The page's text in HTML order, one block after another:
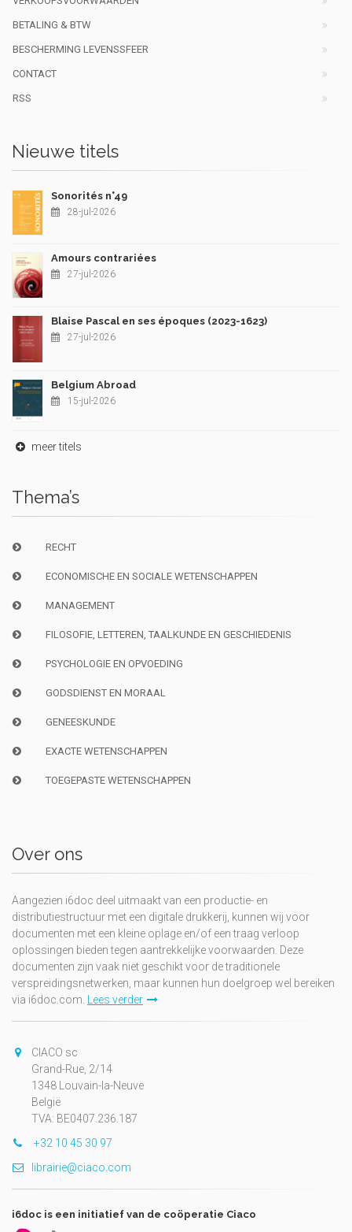
BETALING & BTW
BESCHERMING LEVENSSFEER
CONTACT
RSS
Nieuwe titels
Sonorités n°49
28-jul-2026
Amours contrariées
27-jul-2026
Blaise Pascal en ses époques (2023-1623)
27-jul-2026
Belgium Abroad
15-jul-2026
meer titels
Thema’s
RECHT
ECONOMISCHE EN SOCIALE WETENSCHAPPEN
MANAGEMENT
FILOSOFIE, LETTEREN, TAALKUNDE EN GESCHIEDENIS
PSYCHOLOGIE EN OPVOEDING
GODSDIENST EN MORAAL
GENEESKUNDE
EXACTE WETENSCHAPPEN
TOEGEPASTE WETENSCHAPPEN
Over ons
Aangezien i6doc deel uitmaakt van een productie- en
distributiestructuur met een digitale drukkerij, kunnen wij voor
documenten met een kleine oplage en/of een traag verloop
oplossingen bieden tegen aantrekkelijke voorwaarden. Deze
documenten zijn vaak niet geschikt voor de traditionele
verspreidingsnetwerken, maar kunnen hun doelgroep wel bereiken
via i6doc.com. Lees verder
CIACO sc
Grand-Rue, 2/14
1348 Louvain-la-Neuve
België
TVA: BE0407.236.187
+32 10 45 30 97
librairie@ciaco.com
i6doc is een initiatief van de coöperatie Ciaco